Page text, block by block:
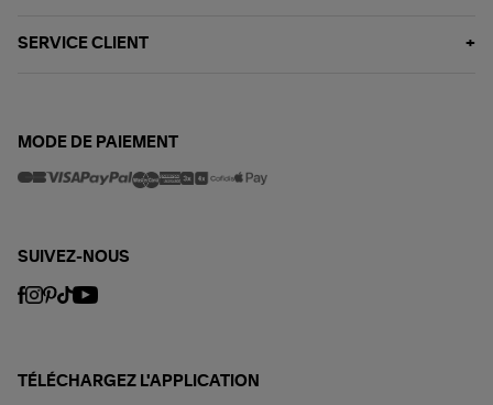
SERVICE CLIENT
MODE DE PAIEMENT
SUIVEZ-NOUS
TÉLÉCHARGEZ L'APPLICATION